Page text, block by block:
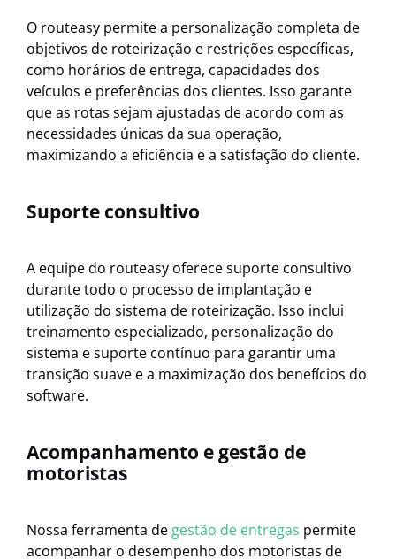
O routeasy permite a personalização completa de
objetivos de roteirização e restrições específicas,
como horários de entrega, capacidades dos
veículos e preferências dos clientes. Isso garante
que as rotas sejam ajustadas de acordo com as
necessidades únicas da sua operação,
maximizando a eficiência e a satisfação do cliente.
Suporte consultivo
A equipe do routeasy oferece suporte consultivo
durante todo o processo de implantação e
utilização do sistema de roteirização. Isso inclui
treinamento especializado, personalização do
sistema e suporte contínuo para garantir uma
transição suave e a maximização dos benefícios do
software.
Acompanhamento e gestão de
motoristas
Nossa ferramenta de gestão de entregas permite
acompanhar o desempenho dos motoristas de